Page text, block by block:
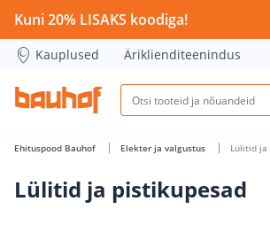
Lülitid ja pistikupesad - Bauhof has loaded
Kuni 20% LISAKS koodiga!
Kauplused Äriklienditeenindus
Ehituspood Bauhof Elekter ja valgustus Lülitid ja
Lülitid ja pistikupesad